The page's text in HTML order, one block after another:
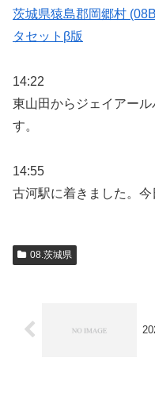
茨城県猿島郡岡郷村
タセットβ版
14:22
東山田からジェイアー
す。
14:55
古河駅に着きました。今
08.茨城県